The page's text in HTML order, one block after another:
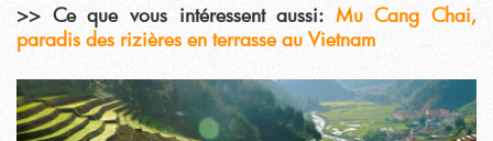
>> Ce que vous intéressent aussi: Mu Cang Chai,
paradis des rizières en terrasse au Vietnam